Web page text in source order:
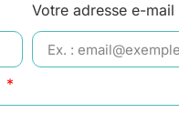
Votre adresse e-mail